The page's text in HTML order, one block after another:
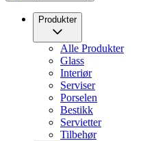
Produkter
Alle Produkter
Glass
Interiør
Serviser
Porselen
Bestikk
Servietter
Tilbehør